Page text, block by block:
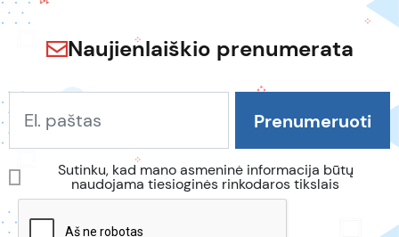
Naujienlaiškio prenumerata
Sutinku, kad mano asmeninė informacija būtų
naudojama tiesioginės rinkodaros tikslais